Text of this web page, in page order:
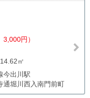
円）
㎡
今出川駅
通堀川西入南門前町